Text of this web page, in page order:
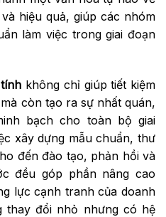
hiệu quả, giúp các nhóm
làm việc trong giai đoạn
không chỉ giúp tiết kiệm
còn tạo ra sự nhất quán,
bạch cho toàn bộ giai
xây dựng mẫu chuẩn, thư
đến đào tạo, phản hồi và
đều góp phần nâng cao
lực cạnh tranh của doanh
thay đổi nhỏ nhưng có hệ